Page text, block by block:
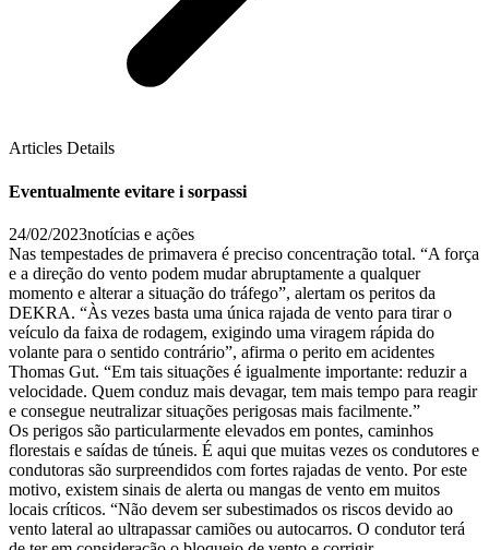
Articles Details
Eventualmente evitare i sorpassi
24/02/2023notícias e ações
Nas tempestades de primavera é preciso concentração total. “A força
e a direção do vento podem mudar abruptamente a qualquer
momento e alterar a situação do tráfego”, alertam os peritos da
DEKRA. “Às vezes basta uma única rajada de vento para tirar o
veículo da faixa de rodagem, exigindo uma viragem rápida do
volante para o sentido contrário”, afirma o perito em acidentes
Thomas Gut. “Em tais situações é igualmente importante: reduzir a
velocidade. Quem conduz mais devagar, tem mais tempo para reagir
e consegue neutralizar situações perigosas mais facilmente.”
Os perigos são particularmente elevados em pontes, caminhos
florestais e saídas de túneis. É aqui que muitas vezes os condutores e
condutoras são surpreendidos com fortes rajadas de vento. Por este
motivo, existem sinais de alerta ou mangas de vento em muitos
locais críticos. “Não devem ser subestimados os riscos devido ao
vento lateral ao ultrapassar camiões ou autocarros. O condutor terá